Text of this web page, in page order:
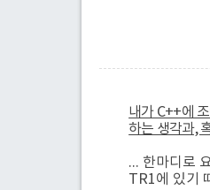
내가 C++에
하는 생각과,
... 한마디로
TR1에 있기